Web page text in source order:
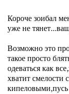
Короче зоибал
уже не
Возможно это
такое просто
одеваться как
хватит смелости
кипеловыми,пусь